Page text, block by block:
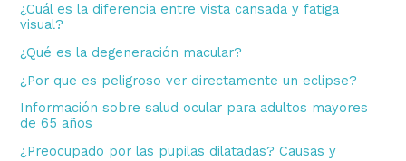
¿Cuál es la diferencia entre vista cansada y fatiga
visual?
¿Qué es la degeneración macular?
¿Por que es peligroso ver directamente un eclipse?
Información sobre salud ocular para adultos mayores
de 65 años
¿Preocupado por las pupilas dilatadas? Causas y